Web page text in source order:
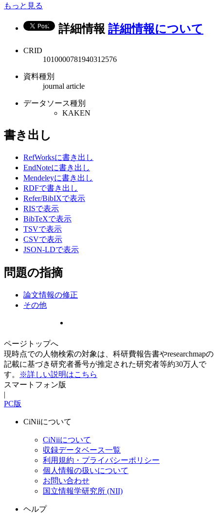
もっと見る
詳細情報 詳細情報について
CRID
1010000781940312576
資料種別
journal article
データソース種別
KAKEN
書き出し
RefWorksに書き出し
EndNoteに書き出し
Mendeleyに書き出し
RDFで書き出し
Refer/BibIXで表示
RISで表示
BibTeXで表示
TSVで表示
CSVで表示
JSON-LDで表示
問題の指摘
論文情報の修正
その他
ページトップへ
現時点での人物検索の対象は、科研費報告書やresearchmapの
記載に基づき研究者番号が推定された研究者等約30万人で
す。
※詳しい説明はこちら
スマートフォン版
|
PC版
CiNiiについて
CiNiiについて
収録データベース一覧
利用規約・プライバシーポリシー
個人情報の扱いについて
お問い合わせ
国立情報学研究所 (NII)
ヘルプ